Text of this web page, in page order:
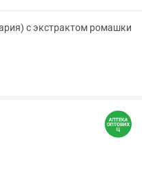
с экстрактом ромашки